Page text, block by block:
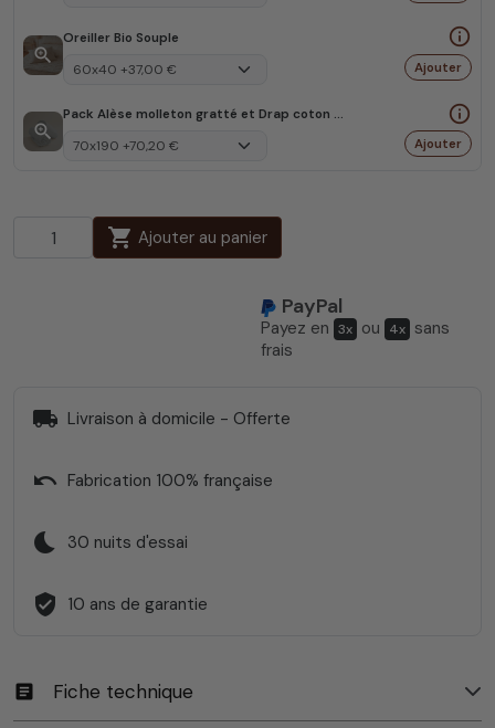
zoom_in
Oreiller Bio Souple info_outline
Ajouter
zoom_in
Pack Alèse molleton gratté et Drap coton Bio info_outline
Ajouter
shopping_cart Ajouter au panier
PayPal
Payez en 3x ou 4x sans
frais
local_shipping Livraison à domicile - Offerte
undo Fabrication 100% française
bedtime 30 nuits d'essai
verified_user 10 ans de garantie
article Fiche technique